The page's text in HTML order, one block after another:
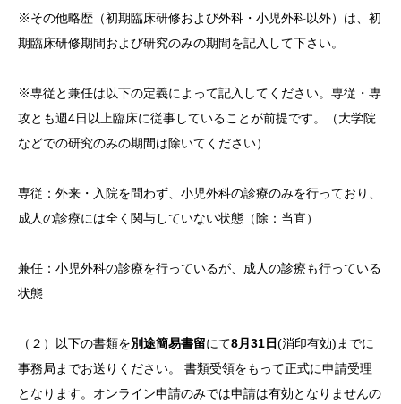
※その他略歴（初期臨床研修および外科・小児外科以外）は、初
期臨床研修期間および研究のみの期間を記入して下さい。
※専従と兼任は以下の定義によって記入してください。専従・専
攻とも週4日以上臨床に従事していることが前提です。（大学院
などでの研究のみの期間は除いてください）
専従：外来・入院を問わず、小児外科の診療のみを行っており、
成人の診療には全く関与していない状態（除：当直）
兼任：小児外科の診療を行っているが、成人の診療も行っている
状態
（２）以下の書類を別途簡易書留にて8月31日(消印有効)までに
事務局までお送りください。 書類受領をもって正式に申請受理
となります。オンライン申請のみでは申請は有効となりませんの